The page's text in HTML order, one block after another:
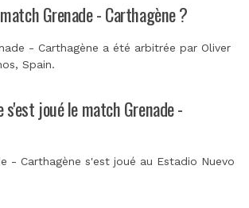
Grenade - Carthagène ?
- Carthagène a été arbitrée par Oliver
Spain.
s'est joué le match Grenade -
- Carthagène s'est joué au Estadio Nuevo